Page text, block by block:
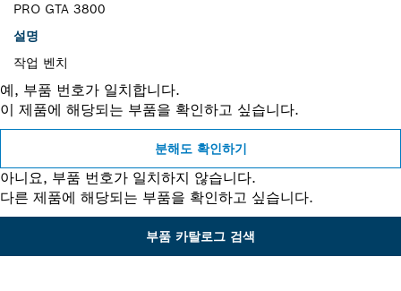
PRO GTA 3800
설명
작업 벤치
예, 부품 번호가 일치합니다.
이 제품에 해당되는 부품을 확인하고 싶습니다.
분해도 확인하기
아니요, 부품 번호가 일치하지 않습니다.
다른 제품에 해당되는 부품을 확인하고 싶습니다.
부품 카탈로그 검색